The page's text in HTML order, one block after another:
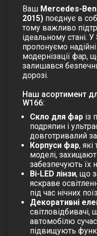
Ваш Mercedes-
2015) поєднує в
тому важливо
ідеальному стані. У
пропонуємо
модернізації фар,
залишався
дорозі.
Наш асортимент
W166:
Скло для фар із
подряпин і
довготривалий
Корпуси фар,
моделі,
забезпечують їх
Bi-LED лінзи, що
яскраве
під час нічних
Декоративні
світловідбивачі,
автомобілю
підвищують